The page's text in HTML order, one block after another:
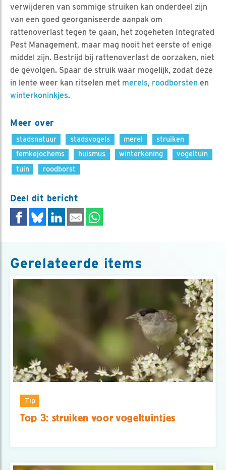
verwijderen van sommige struiken kan onderdeel zijn
van een goed georganiseerde aanpak om
rattenoverlast tegen te gaan, het zogeheten Integrated
Pest Management, maar mag nooit het eerste of enige
middel zijn. Bestrijd bij rattenoverlast de oorzaken, niet
de gevolgen. Spaar de struik waar mogelijk, zodat deze
in lente weer kan ritselen met merels, roodborsten en
winterkoninkjes.
Meer over
stadsnatuur stadsvogels merel
struiken
femkejochems
huismus winterkoning
vogeltuin
tuin
roodborst
Deel dit bericht
Gerelateerde items
Tip
Top 3: struiken voor vogeltuintjes